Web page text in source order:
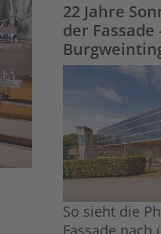
22 Jahre
der
So sieht die
Fassade nach